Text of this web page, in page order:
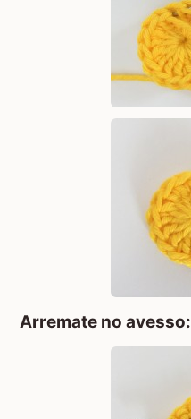
Arremate no avesso: